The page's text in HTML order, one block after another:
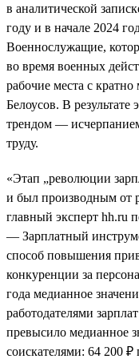
в аналитической
году и в начале 2024
Военнослужащие,
во время военных
рабочие места с
Белоусов. В
трендом —
труду.
«Этап „революции
и был производным от
главный эксперт hh.ru
— Зарплатный
способ повышения
конкуренции за
года медианное
работодателями
превысило медианное
соискателями: 64 200 ₽